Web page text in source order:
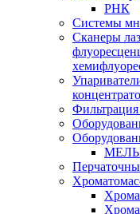
РНК
Системы
Сканеры